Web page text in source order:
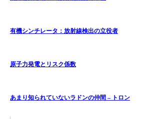
有機シンチレータ：放射線検出の立役者
原子力発電とリスク係数
あまり知られていないラドンの仲間 – トロン